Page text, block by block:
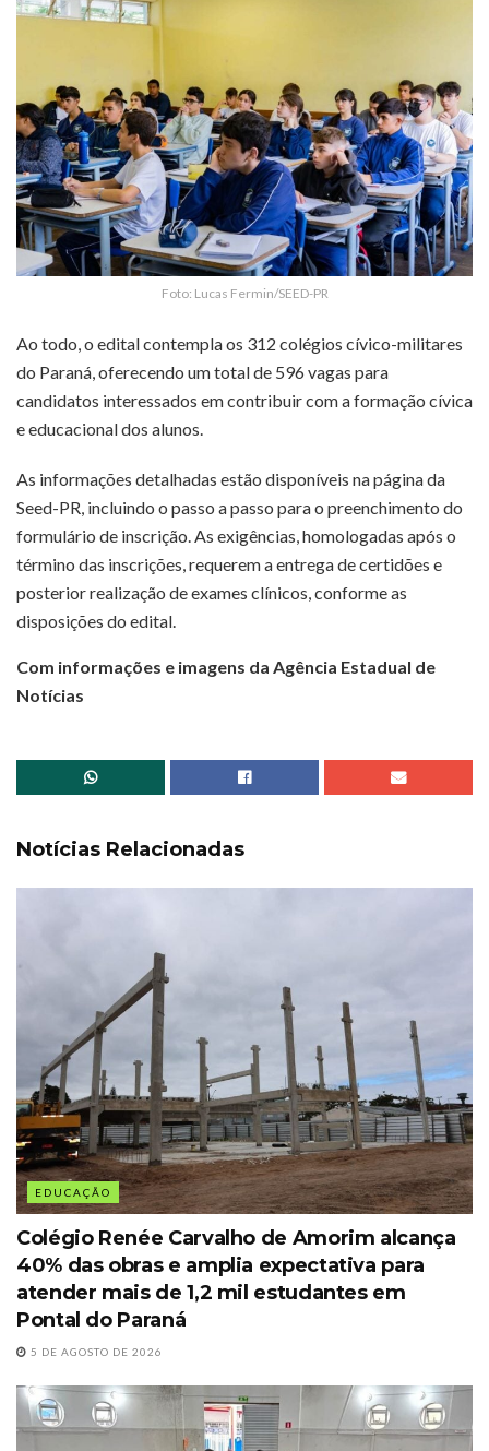
Foto: Lucas Fermin/SEED-PR
Ao todo, o edital contempla os 312 colégios cívico-militares
do Paraná, oferecendo um total de 596 vagas para
candidatos interessados em contribuir com a formação cívica
e educacional dos alunos.
As informações detalhadas estão disponíveis na página da
Seed-PR, incluindo o passo a passo para o preenchimento do
formulário de inscrição. As exigências, homologadas após o
término das inscrições, requerem a entrega de certidões e
posterior realização de exames clínicos, conforme as
disposições do edital.
Com informações e imagens da Agência Estadual de
Notícias
Notícias Relacionadas
EDUCAÇÃO
Colégio Renée Carvalho de Amorim alcança
40% das obras e amplia expectativa para
atender mais de 1,2 mil estudantes em
Pontal do Paraná
5 DE AGOSTO DE 2026